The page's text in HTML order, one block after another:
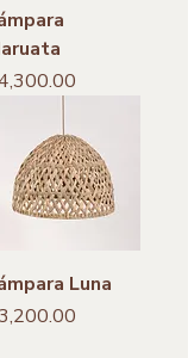
Luna